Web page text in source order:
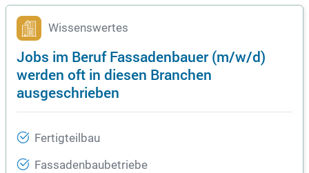
Wissenswertes
Jobs im Beruf Fassadenbauer (m/w/d)
werden oft in diesen Branchen
ausgeschrieben
Fertigteilbau
Fassadenbaubetriebe